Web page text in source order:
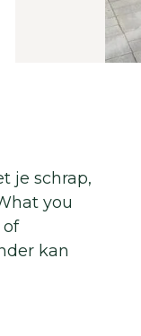
je schrap,
you
of
kan